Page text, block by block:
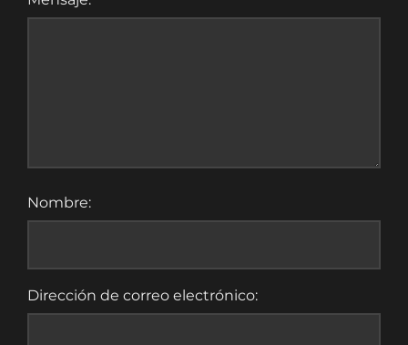
Nombre:
Dirección de correo electrónico: